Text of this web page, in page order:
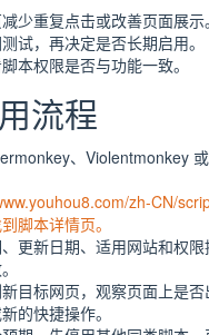
少重复点击或改善页面展示。
试，再决定是否长期启用。
本权限是否与功能一致。
流程
、Violentmonkey
zh-CN/
脚本详情页。
更新日期、适用网站和权
目标网页，观察页面上是
的快捷操作。